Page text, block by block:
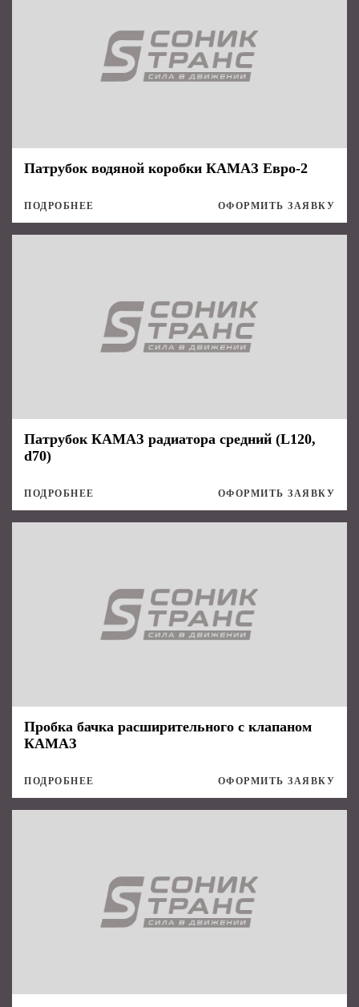
Патрубок водяной коробки КАМАЗ Евро-2
ПОДРОБНЕЕ ОФОРМИТЬ ЗАЯВКУ
Патрубок КАМАЗ радиатора средний (L120,
d70)
ПОДРОБНЕЕ ОФОРМИТЬ ЗАЯВКУ
Пробка бачка расширительного с клапаном
КАМАЗ
ПОДРОБНЕЕ ОФОРМИТЬ ЗАЯВКУ